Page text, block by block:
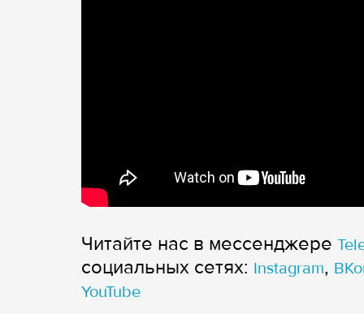
Читайте нас в мессенджере
cоциальных сетях: Instagram,
YouTube